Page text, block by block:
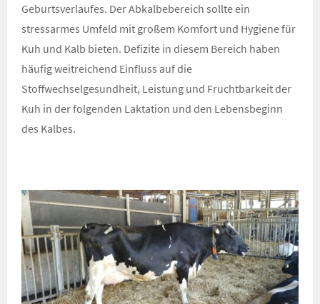
Geburtsverlaufes. Der Abkalbebereich sollte ein
stressarmes Umfeld mit großem Komfort und Hygiene für
Kuh und Kalb bieten. Defizite in diesem Bereich haben
häufig weitreichend Einfluss auf die
Stoffwechselgesundheit, Leistung und Fruchtbarkeit der
Kuh in der folgenden Laktation und den Lebensbeginn
des Kalbes.